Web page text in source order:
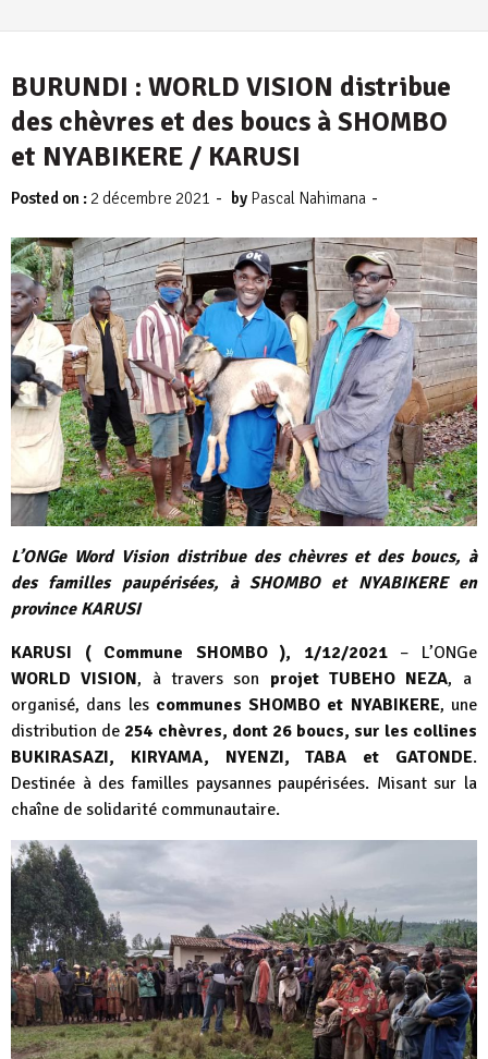
BURUNDI : WORLD VISION distribue
des chèvres et des boucs à SHOMBO
et NYABIKERE / KARUSI
Posted on : 2 décembre 2021 - by Pascal Nahimana -
L’ONGe Word Vision distribue des chèvres et des boucs, à
des familles paupérisées, à SHOMBO et NYABIKERE en
province KARUSI
KARUSI ( Commune SHOMBO ), 1/12/2021– L’ONGe
WORLD VISION, à travers son projet TUBEHO NEZA, a
organisé, dans les communes SHOMBO et NYABIKERE, une
distribution de 254 chèvres, dont 26 boucs, sur les collines
BUKIRASAZI, KIRYAMA, NYENZI, TABA et GATONDE.
Destinée à des familles paysannes paupérisées. Misant sur la
chaîne de solidarité communautaire.